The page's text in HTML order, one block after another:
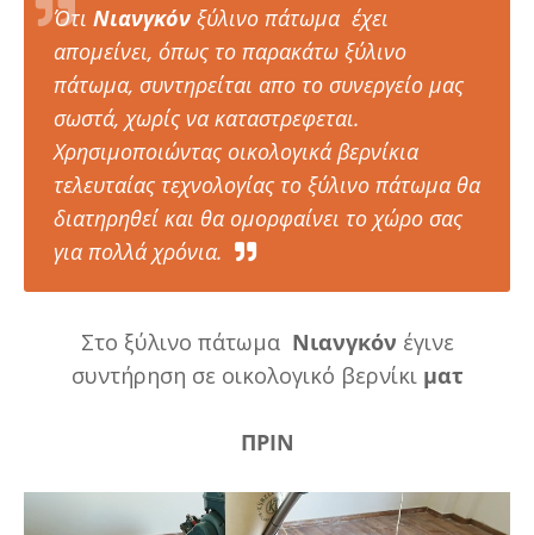
Ότι Νιανγκόν ξύλινο πάτωμα έχει
απομείνει, όπως το παρακάτω ξύλινο
πάτωμα, συντηρείται απο το συνεργείο μας
σωστά, χωρίς να καταστρεφεται.
Χρησιμοποιώντας οικολογικά βερνίκια
τελευταίας τεχνολογίας το ξύλινο πάτωμα θα
διατηρηθεί και θα ομορφαίνει το χώρο σας
για πολλά χρόνια.
Στο ξύλινο πάτωμα Νιανγκόν έγινε
συντήρηση σε οικολογικό βερνίκιματ
ΠΡΙΝ